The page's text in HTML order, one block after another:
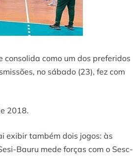
como um dos preferidos
no sábado (23), fez com
2018.
exibir também dois jogos: às
Bauru mede forças com o Sesc-